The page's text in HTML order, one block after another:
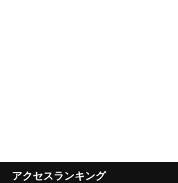
アクセスランキング